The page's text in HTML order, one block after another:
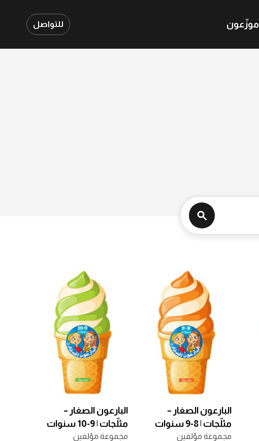
موزّعون للتواصل
البارعون الصغار –
مثلّجات | 8-9 سنوات
مجموعة مؤلفين
البارعون الصغار –
مثلّجات | 9-10 سنوات
مجموعة مؤلفين